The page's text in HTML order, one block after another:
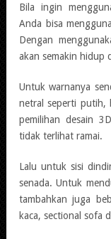
Bila ingin
Anda bisa
Dengan
akan semakin hidup
Untuk warnanya
netral seperti putih,
pemilihan desain
tidak terlihat ramai.
Lalu untuk sisi
senada. Untuk
tambahkan juga
kaca, sectional sofa